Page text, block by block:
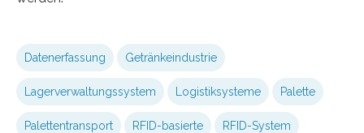
Datenerfassung Getränkeindustrie
Lagerverwaltungssystem Logistiksysteme Palette
Palettentransport RFID-basierte RFID-System